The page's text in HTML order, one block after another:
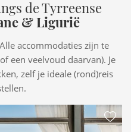
de Tyrreense
& Ligurië
accommodaties zijn te
een veelvoud daarvan). Je
zelf je ideale (rond)reis